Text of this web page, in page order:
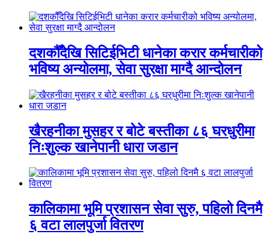
दशकौँदेखि सिटिईभिटी धानेका करार कर्मचारीको
भविष्य अन्योलमा, सेवा सुरक्षा माग्दै आन्दोलन
खैरहनीका मुसहर र बोटे बस्तीका ८६ घरधुरीमा
निःशुल्क खानेपानी धारा जडान
कालिकामा भूमि प्रशासन सेवा सुरु, पहिलो दिनमै
६ वटा लालपुर्जा वितरण